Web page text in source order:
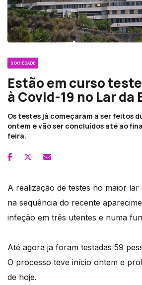
SOCIEDADE
Estão em curso
à Covid-19 no Lar da
Os testes já começaram a ser feitos
ontem e vão ser concluídos até ao
feira.
A realização de testes no maior lar
na sequência do recente
infeção em três utentes e numa
Até agora ja foram testadas 59
O processo teve início ontem e
de hoje.